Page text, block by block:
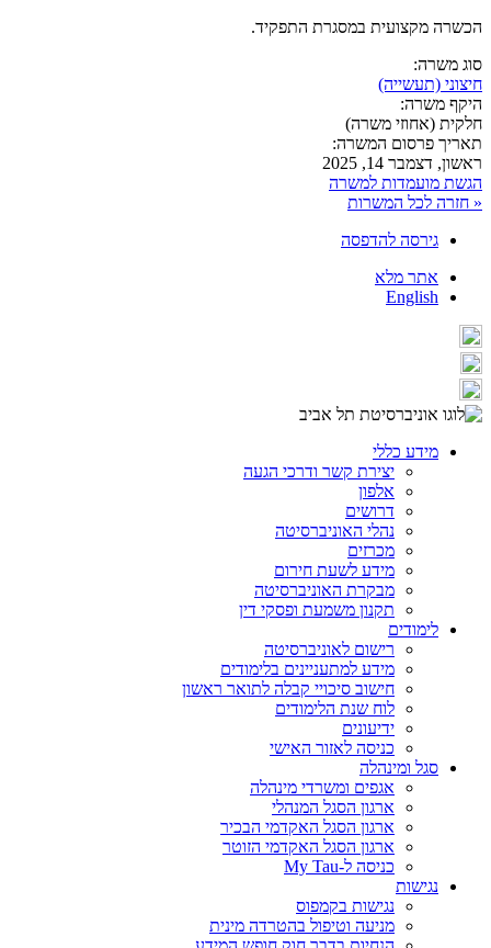
הכשרה מקצועית במסגרת התפקיד.
סוג משרה:
חיצוני (תעשייה)
היקף משרה:
חלקית (אחוזי משרה)
תאריך פרסום המשרה:
ראשון, דצמבר 14, 2025
הגשת מועמדות למשרה
« חזרה לכל המשרות
גירסה להדפסה
אתר מלא
English
מידע כללי
יצירת קשר ודרכי הגעה
אלפון
דרושים
נהלי האוניברסיטה
מכרזים
מידע לשעת חירום
מבקרת האוניברסיטה
תקנון משמעת ופסקי דין
לימודים
רישום לאוניברסיטה
מידע למתעניינים בלימודים
חישוב סיכויי קבלה לתואר ראשון
לוח שנת הלימודים
ידיעונים
כניסה לאזור האישי
סגל ומינהלה
אגפים ומשרדי מינהלה
ארגון הסגל המנהלי
ארגון הסגל האקדמי הבכיר
ארגון הסגל האקדמי הזוטר
כניסה ל-My Tau
נגישות
נגישות בקמפוס
מניעה וטיפול בהטרדה מינית